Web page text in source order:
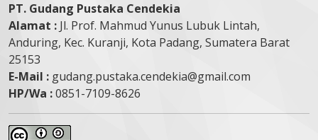
PT. Gudang Pustaka Cendekia
Alamat : Jl. Prof. Mahmud Yunus Lubuk Lintah,
Anduring, Kec. Kuranji, Kota Padang, Sumatera Barat
25153
E-Mail : gudang.pustaka.cendekia@gmail.com
HP/Wa :0851-7109-8626